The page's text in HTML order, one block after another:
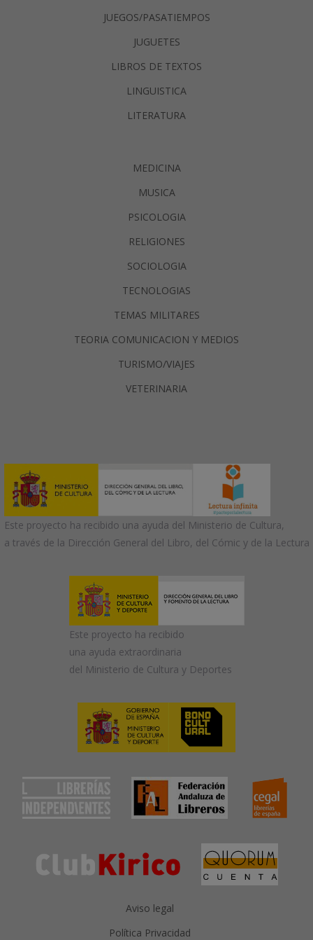
JUEGOS/PASATIEMPOS
JUGUETES
LIBROS DE TEXTOS
LINGUISTICA
LITERATURA
MEDICINA
MUSICA
PSICOLOGIA
RELIGIONES
SOCIOLOGIA
TECNOLOGIAS
TEMAS MILITARES
TEORIA COMUNICACION Y MEDIOS
TURISMO/VIAJES
VETERINARIA
Este proyecto ha recibido una ayuda del Ministerio de Cultura,
a través de la Dirección General del Libro, del Cómic y de la Lectura
Este proyecto ha recibido
una ayuda extraordinaria
del Ministerio de Cultura y Deportes
Aviso legal
Política Privacidad